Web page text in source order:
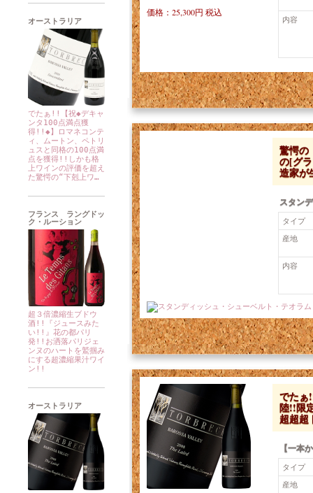
オーストラリア
でたぁ!!【祝◆デキャ
ンタ100点満点獲
得!!◆】ロマネコンテ
ィ、ムートン、ペトリ
ュスと同格の100点満
点を獲得!!しかも格
上ワインの評価を超え
た驚愕の“下剋上ワ…
フランス ラングドッ
ク・ルーション
超３倍濃縮生ブドウ
酒!!『ジュースみた
い!!』花の都パリ
発!!お洒落パリジェ
ンヌのハートを鷲掴み
にする超濃縮果汁ワイ
ン!!
オーストラリア
内容
価格：25,300円 税込
驚愕の
の[グ
造家が
スタン
タイプ
産地
内容
価格：23,100円 税込
でたぁ
陸!!限
超超超
【一本
タイプ
産地